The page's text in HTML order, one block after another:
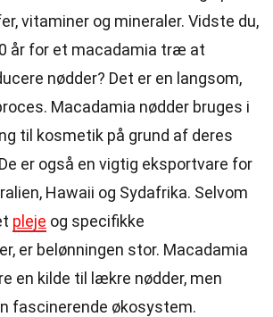
vitaminer og mineraler. Vidste du,
år for et macadamia træ at
nødder? Det er en langsom,
Macadamia nødder bruges i
til kosmetik på grund af deres
er også en vigtig eksportvare for
Hawaii og Sydafrika. Selvom
pleje og specifikke
er belønningen stor. Macadamia
en kilde til lækre nødder, men
fascinerende økosystem.